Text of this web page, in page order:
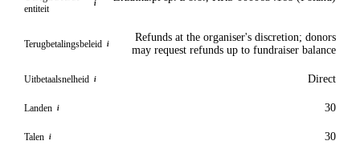
entiteit
i
Terugbetalingsbeleid i
Refunds at the organiser's discretion; donors
may request refunds up to fundraiser balance
Uitbetaalsnelheid i Direct
Landen i 30
Talen i 30